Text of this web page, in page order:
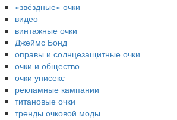
«звёздные» очки
видео
винтажные очки
Джеймс Бонд
оправы и солнцезащитные очки
очки и общество
очки унисекс
рекламные кампании
титановые очки
тренды очковой моды